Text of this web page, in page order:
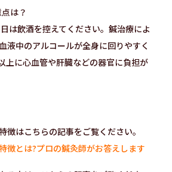
は？
は飲酒を控えてください。鍼治療によ
液中のアルコールが全身に回りやすく
上に心血管や肝臓などの器官に負担が
徴はこちらの記事をご覧ください。
徴とは?プロの鍼灸師がお答えします